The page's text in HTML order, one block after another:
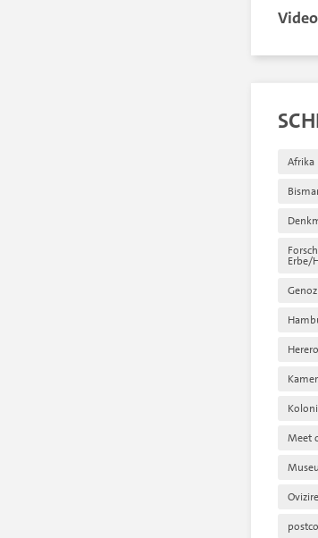
Video
Afrika
Erbe/
Herero
Meet